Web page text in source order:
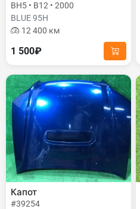
BH5 • B12 • 2000
BLUE 95H
12 400 км
1 500₽
Капот
#39254